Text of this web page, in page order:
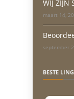
WIJ ZIJN
maart 14,
september
BESTE